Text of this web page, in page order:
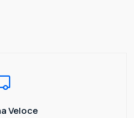
Veloce